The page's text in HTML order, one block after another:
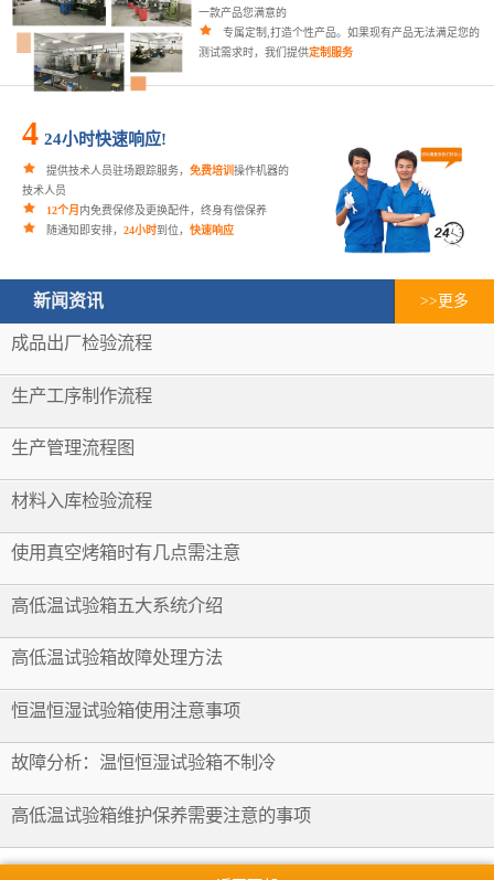
一款产品您满意的
专属定制,打造个性产品。如果现有产品无法满足您的
测试需求时，我们提供定制服务
4 24小时快速响应!
提供技术人员驻场跟踪服务， 免费培训 操作机器的
技术人员
12个月 内免费保修及更换配件，终身有偿保养
随通知即安排， 24小时到位， 快速响应
新闻资讯 >>更多
成品出厂检验流程
生产工序制作流程
生产管理流程图
材料入库检验流程
使用真空烤箱时有几点需注意
高低温试验箱五大系统介绍
高低温试验箱故障处理方法
恒温恒湿试验箱使用注意事项
故障分析：温恒恒湿试验箱不制冷
高低温试验箱维护保养需要注意的事项